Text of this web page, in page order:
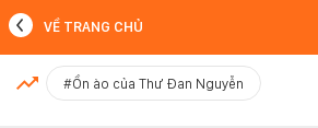
MỚI NHẤT
VỀ TRANG CHỦ
#Ồn ào của Thư Đan Nguyễn